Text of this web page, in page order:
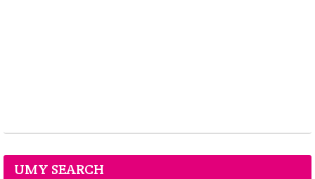
UMY SEARCH